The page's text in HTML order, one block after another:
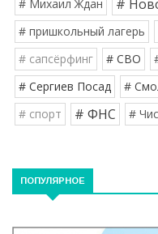
# Михаил Ждан #
# пришкольный лагерь
# сапсёрфинг
# СВО
# Сергиев Посад
#
# спорт
# ФНС #
ПОПУЛЯРНОЕ